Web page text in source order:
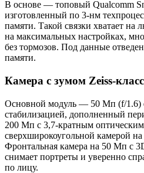
В основе — топовый Qualcomm
изготовленный по 3-нм
памяти. Такой связки хватает на
на максимальных настройках,
без тормозов. Под данные
памяти.
Камера с зумом Zeiss-
Основной модуль — 50 Мп (f/1.6)
стабилизацией, дополненный
200 Мп с 3,7-кратным
сверхширокоугольной камерой
Фронтальная камера на 50 Мп с
снимает портреты и уверенно
по лицу.